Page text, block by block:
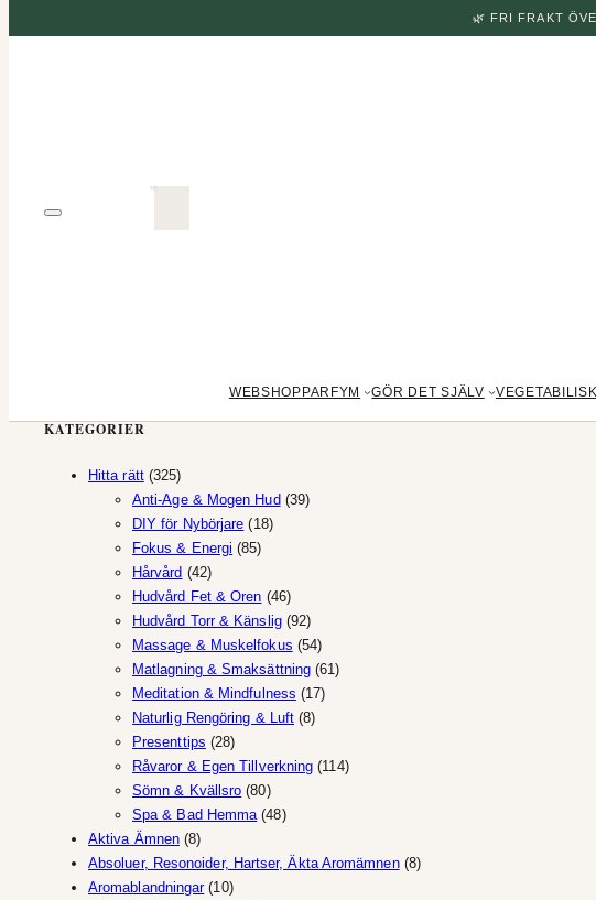
🌿 FRI FRAKT
WEBSHOPPARFYM GÖR DET SJÄLV
KATEGORIER
Hitta rätt 325325
produkter
Anti-Age & Mogen Hud 3939
DIY för Nybörjare 1818
Fokus & Energi 8585
Hårvård 4242
produkter
Hudvård Fet & Oren 4646
produkter
Hudvård Torr & Känslig 9292
produkter
Massage & Muskelfokus 5454
produkter
Matlagning & Smaksättning 6161
Meditation & Mindfulness 1717
Naturlig Rengöring & Luft 88
Presenttips 2828
produkter
Råvaror & Egen Tillverkning 114114
Sömn & Kvällsro 8080
produkter
Spa & Bad Hemma 4848
Aktiva Ämnen 88
produkter
Absoluer, Resonoider, Hartser, Äkta Aromämnen 88
Aromablandningar 1010